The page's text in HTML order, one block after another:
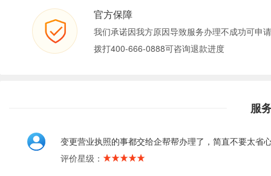
官方保障
我们承诺因我方原因导致服务办理不成功可申
拨打400-666-0888可咨询退款进度
服
变更营业执照的事都交给企帮帮办理了，简直不要太省
评价星级：